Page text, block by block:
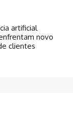
artificial
novo
clientes